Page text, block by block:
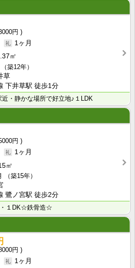
円
1ヶ月
㎡
（築12年）
草
下井草駅 徒歩1分
・静かな場所で好立地♪１LDK
円
1ヶ月
㎡
（築15年）
鷺ノ宮駅 徒歩2分
・１DK☆鉄骨造☆
円
1ヶ月